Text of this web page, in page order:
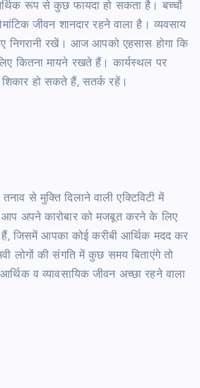
रूप से कुछ फायदा हो सकता है। बच्चों
जीवन शानदार रहने वाला है। व्यवसाय
निगरानी रखें। आज आपको एहसास होगा कि
कितना मायने रखते हैं। कार्यस्थल पर
हो सकते हैं, सतर्क रहें।
से मुक्ति दिलाने वाली एक्टिविटी में
आप अपने कारोबार को मजबूत करने के लिए
आपका कोई करीबी आर्थिक मदद कर
लोगों की संगति में कुछ समय बिताएंगे तो
व व्यावसायिक जीवन अच्छा रहने वाला